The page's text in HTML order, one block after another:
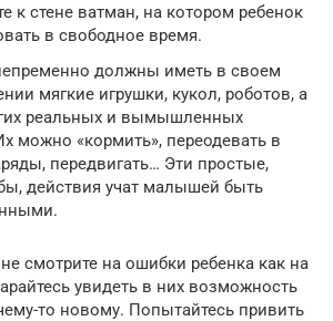
к стене ватман, на котором ребенок
в свободное время.
должны иметь в своем
мягкие игрушки, кукол, роботов, а
реальных и вымышленных
можно «кормить», переодевать в
передвигать… Эти простые,
действия учат малышей быть
смотрите на ошибки ребенка как на
увидеть в них возможность
то новому. Попытайтесь привить